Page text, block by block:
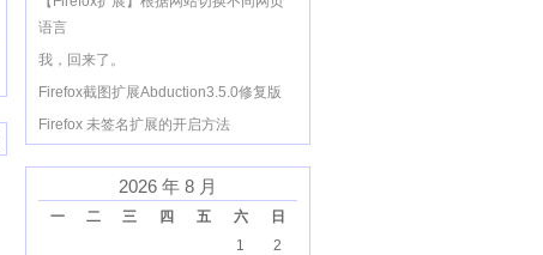
语言
我，回来了。
Firefox截图扩展Abduction3.5.0修复版
Firefox 未签名扩展的开启方法
2026 年 8 月
一 二 三 四 五 六
日
1
2